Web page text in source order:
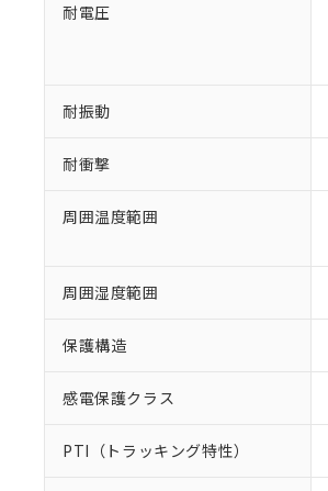
耐電圧
耐振動
耐衝撃
周囲温度範囲
周囲湿度範囲
保護構造
感電保護クラス
PTI（トラッキング特性）